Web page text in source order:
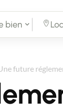
bien
future